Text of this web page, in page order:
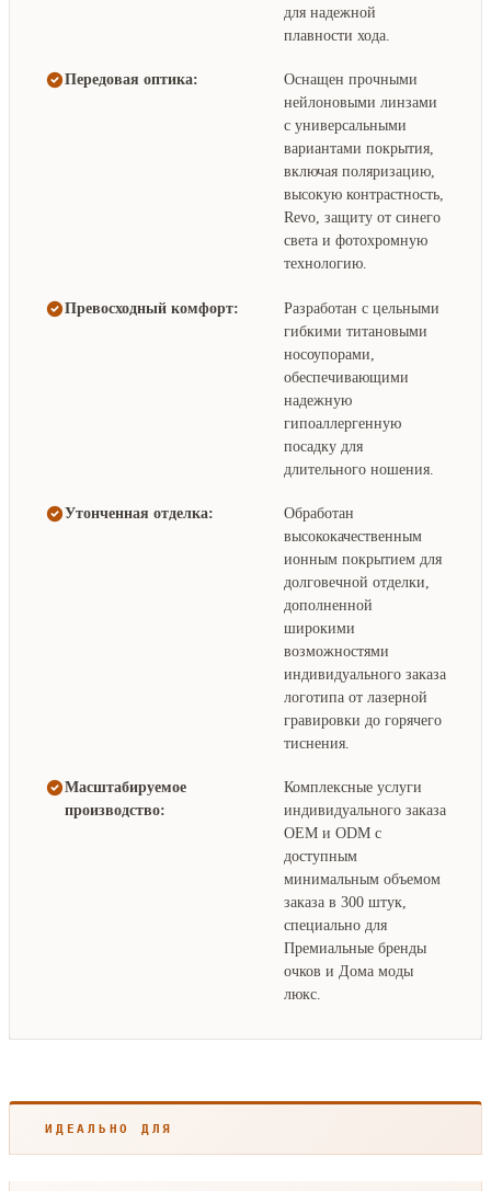
для надежной
плавности хода.
Передовая оптика:
Оснащен прочными
нейлоновыми линзами
с универсальными
вариантами покрытия,
включая поляризацию,
высокую контрастность,
Revo, защиту от синего
света и фотохромную
технологию.
Превосходный комфорт:
Разработан с цельными
гибкими титановыми
носоупорами,
обеспечивающими
надежную
гипоаллергенную
посадку для
длительного ношения.
Утонченная отделка:
Обработан
высококачественным
ионным покрытием для
долговечной отделки,
дополненной
широкими
возможностями
индивидуального заказа
логотипа от лазерной
гравировки до горячего
тиснения.
Масштабируемое
производство:
Комплексные услуги
индивидуального заказа
OEM и ODM с
доступным
минимальным объемом
заказа в 300 штук,
специально для
Премиальные бренды
очков и Дома моды
люкс.
ИДЕАЛЬНО ДЛЯ